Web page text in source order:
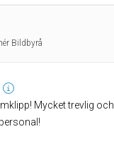
Bildbyrå
Mycket trevlig och